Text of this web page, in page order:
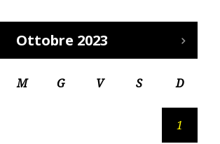
Ottobre 2023
M G V S D
1